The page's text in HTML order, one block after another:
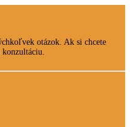
otázok. Ak si chcete
konzultáciu.